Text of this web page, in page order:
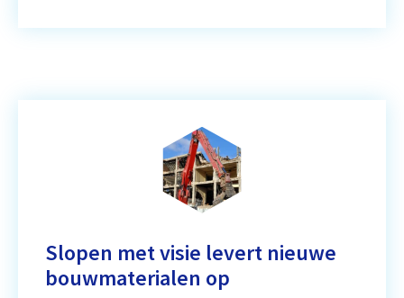
Slopen met visie levert nieuwe
bouwmaterialen op